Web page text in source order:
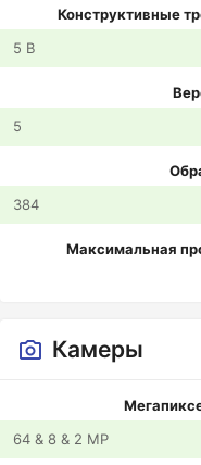
Конструктивные
5 В
5
384
Максимальная
Камеры
64 & 8 & 2 MP